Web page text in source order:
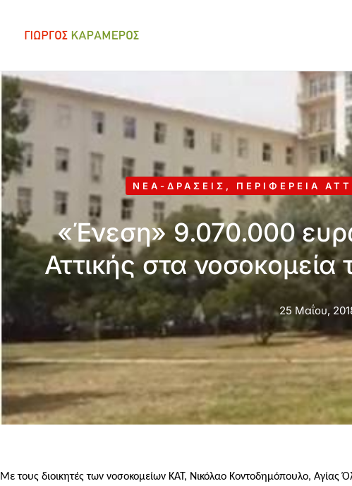
ΝΈΑ-ΔΡΆΣΕΙΣ , ΠΕΡΙΦΈΡΕΙΑ
«Ένεση» 9.070.000
Αττικής στα
25 Μαΐου,
Με τους διοικητές των νοσοκομείων ΚΑΤ, Νικόλαο Κοντοδημόπουλο, Αγίας